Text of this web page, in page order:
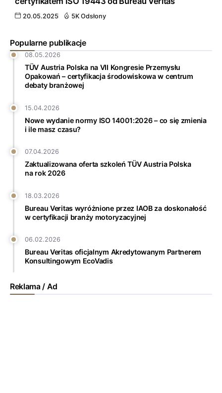
Popularne publikacje
08.05.2026
TÜV Austria Polska na VII Kongresie Przemysłu
Opakowań – certyfikacja środowiskowa w centrum
debaty branżowej
15.04.2026
Nowe wydanie normy ISO 14001:2026 – co się zmienia
i ile masz czasu?
07.04.2026
Zaktualizowana oferta szkoleń TÜV Austria Polska
na rok 2026
18.03.2026
Bureau Veritas wyróżnione przez IAOB za doskonałość
w certyfikacji branży motoryzacyjnej
06.02.2026
Bureau Veritas oficjalnym Akredytowanym Partnerem
Konsultingowym EcoVadis
Reklama / Ad
20.05.2025 5K Odsłony